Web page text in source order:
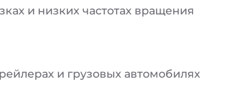
и низких частотах вращения
и грузовых автомобилях